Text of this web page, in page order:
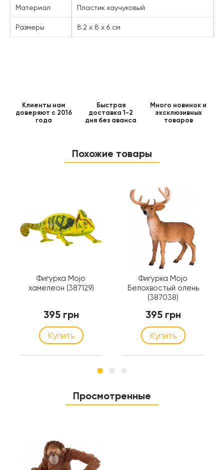
Материал Пластик каучуковый
Размеры 8.2 x 8 x 6 см
Клиенты нам
доверяют с 2016
года
Быстрая
доставка 1-2
дня без аванса
Много новинок и
эксклюзивных
товаров
Похожие товары
Фигурка Mojo
хамелеон (387129)
395 грн
Купить
Фигурка Mojo
Белохвостый олень
(387038)
395 грн
Купить
Просмотренные